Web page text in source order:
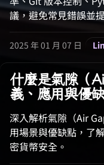
議，避免常見錯誤並
2025 年 01 月 07 日
什麼是氣隙（
義、應用與優
深入解析氣隙（Air
用場景與優缺點，了
密貨幣安全。